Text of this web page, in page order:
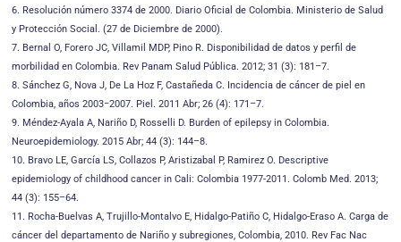
6. Resolución número 3374 de 2000. Diario Oficial de Colombia. Ministerio de Salud
y Protección Social. (27 de Diciembre de 2000).
7. Bernal O, Forero JC, Villamil MDP, Pino R. Disponibilidad de datos y perfil de
morbilidad en Colombia. Rev Panam Salud Pública. 2012; 31 (3): 181–7.
8. Sánchez G, Nova J, De La Hoz F, Castañeda C. Incidencia de cáncer de piel en
Colombia, años 2003−2007. Piel. 2011 Abr; 26 (4): 171–7.
9. Méndez-Ayala A, Nariño D, Rosselli D. Burden of epilepsy in Colombia.
Neuroepidemiology. 2015 Abr; 44 (3): 144–8.
10. Bravo LE, García LS, Collazos P, Aristizabal P, Ramirez O. Descriptive
epidemiology of childhood cancer in Cali: Colombia 1977-2011. Colomb Med. 2013;
44 (3): 155–64.
11. Rocha-Buelvas A, Trujillo-Montalvo E, Hidalgo-Patiño C, Hidalgo-Eraso A. Carga de
cáncer del departamento de Nariño y subregiones, Colombia, 2010. Rev Fac Nac